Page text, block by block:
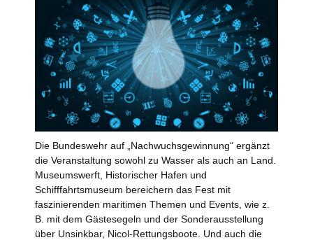
Die Bundeswehr auf „Nachwuchsgewinnung“ ergänzt
die Veranstaltung sowohl zu Wasser als auch an Land.
Museumswerft, Historischer Hafen und
Schifffahrtsmuseum bereichern das Fest mit
faszinierenden maritimen Themen und Events, wie z.
B. mit dem Gästesegeln und der Sonderausstellung
über Unsinkbar, Nicol-Rettungsboote. Und auch die